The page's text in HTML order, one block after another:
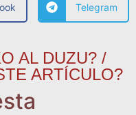
Telegram
AL DUZU? /
ARTÍCULO?